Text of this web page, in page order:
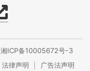
湘ICP备10005672号-3
法律声明 广告法声明